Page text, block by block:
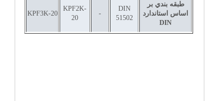
طبقه بندي بر
اساس استاندارد
DIN
DIN
51502
-
KPF2K-
20
KPF3K-20